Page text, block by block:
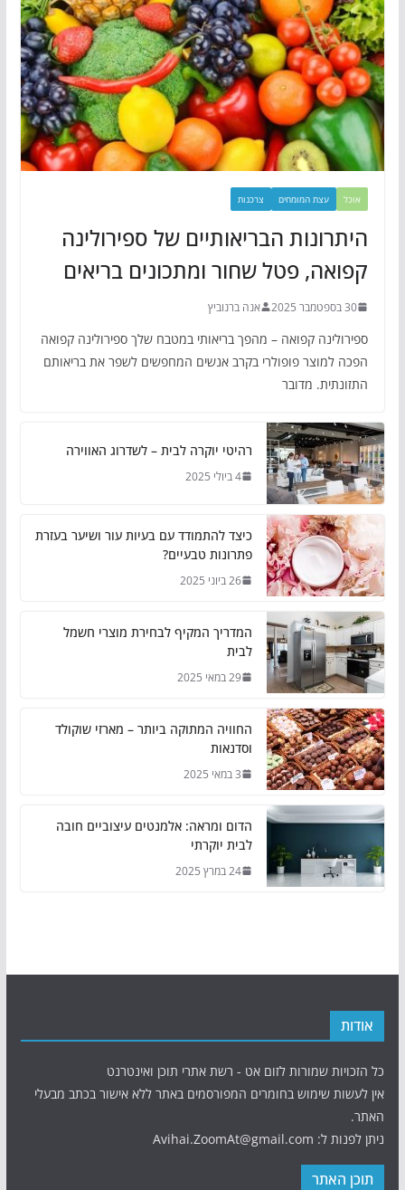
אוכל עצת המומחים צרכנות
היתרונות הבריאותיים של ספירולינה
קפואה, פטל שחור ומתכונים בריאים
30 בספטמבר 2025 אנה ברנוביץ
ספירולינה קפואה – מהפך בריאותי במטבח שלך ספירולינה קפואה
הפכה למוצר פופולרי בקרב אנשים המחפשים לשפר את בריאותם
התזונתית. מדובר
רהיטי יוקרה לבית – לשדרוג האווירה
4 ביולי 2025
כיצד להתמודד עם בעיות עור ושיער בעזרת
פתרונות טבעיים?
26 ביוני 2025
המדריך המקיף לבחירת מוצרי חשמל
לבית
29 במאי 2025
החוויה המתוקה ביותר – מארזי שוקולד
וסדנאות
3 במאי 2025
הדום ומראה: אלמנטים עיצוביים חובה
לבית יוקרתי
24 במרץ 2025
אודות
כל הזכויות שמורות לזום אט - רשת אתרי תוכן ואינטרנט
אין לעשות שימוש בחומרים המפורסמים באתר ללא אישור בכתב מבעלי
האתר.
ניתן לפנות ל: Avihai.ZoomAt@gmail.com
תוכן האתר